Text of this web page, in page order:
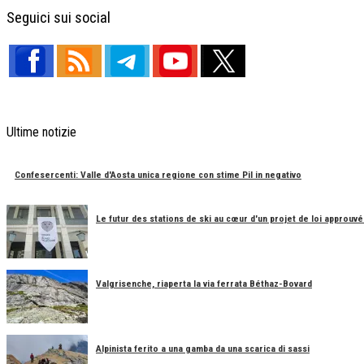
Seguici sui social
Ultime notizie
Confesercenti: Valle d'Aosta unica regione con stime Pil in negativo
Le futur des stations de ski au cœur d'un projet de loi approuvé
Valgrisenche, riaperta la via ferrata Béthaz-Bovard
Alpinista ferito a una gamba da una scarica di sassi